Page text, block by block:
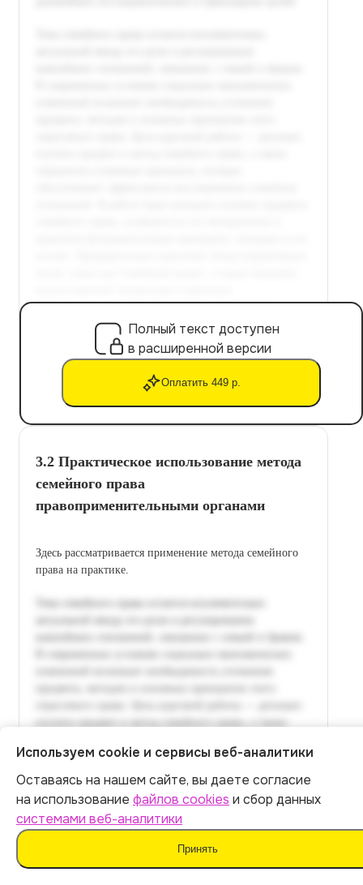
Полный текст доступен
в расширенной версии
Оплатить 449 р.
3.2 Практическое использование метода
семейного права
правоприменительными органами
Здесь рассматривается применение метода семейного
права на практике.
Итог:449р.
Оплатить
Используем cookie и сервисы веб-аналитики
Оставаясь на нашем сайте, вы даете согласие
на использование файлов cookies и сбор данных
системами веб-аналитики
Принять